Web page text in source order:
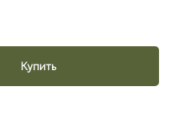
Купить